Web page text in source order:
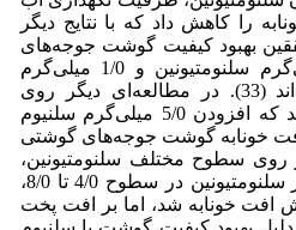
را کاهش داد که با نتایج دیگر
بهبود کیفیت گوشت جوجه‌های
گوشتی با افزودن 3/0 میلی‌گرم سلنومتیونین و 1/0 میلی‌گرم
نانوسلنیوم را گزارش کرده‌اند (33). در مطالعه‌ای دیگر روی
جوجه‌های گوشتی نشان دادند که افزودن 5/0 میلی‌گرم سلنیوم
خونابه گوشت جوجه‌های گوشتی
روی سطوح مختلف سلنومتیونین،
نشان داده شد که استفاده از سلنومتیونین در سطوح 4/0 تا 8/0،
خونابه شد، اما بر افت پخت